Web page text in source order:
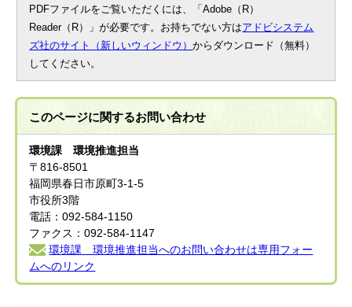
PDFファイルをご覧いただくには、「Adobe（R）
Reader（R）」が必要です。お持ちでない方はアドビシステム
ズ社のサイト（新しいウィンドウ）からダウンロード（無料）
してください。
このページに関するお問い合わせ
環境課 環境推進担当
〒816-8501
福岡県春日市原町3-1-5
市役所3階
電話：092-584-1150
ファクス：092-584-1147
環境課 環境推進担当へのお問い合わせは専用フォー
ムへのリンク